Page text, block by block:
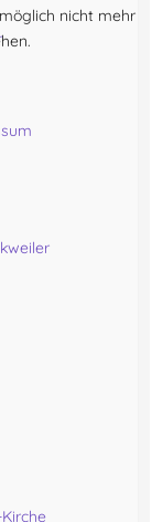
nicht mehr